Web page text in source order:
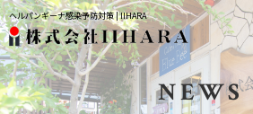
ヘルパンギーナ感染予防対策 | IIHARA
NEWS